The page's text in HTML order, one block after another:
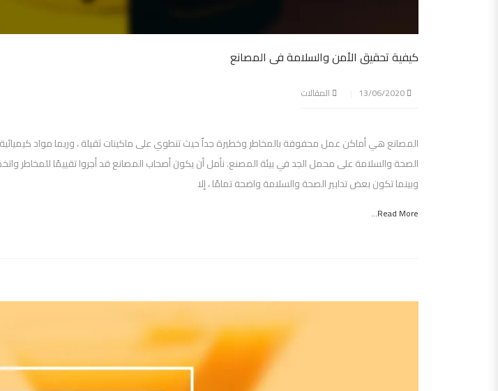
كيفية تحقيق الأمن والسلامة فى المصانع
المقالات
المصانع هي أماكن عمل محفوفة بالمخاطر وخطيرة جداً حيث تنطوي على ماكينات ثقيلة ، وربما مواد كيميائية
الصحة والسلامة على محمل الجد في بيئة المصنع. نأمل أن يكون أصحاب المصانع قد أجروا تقييمًا للمخاطر واتخذوا
وبينما تكون بعض تدابير الصحة والسلامة واضحة تمامًا ، إلا
Read More...